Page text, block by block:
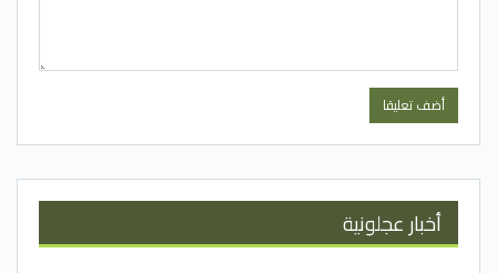
أخبار عجلونية